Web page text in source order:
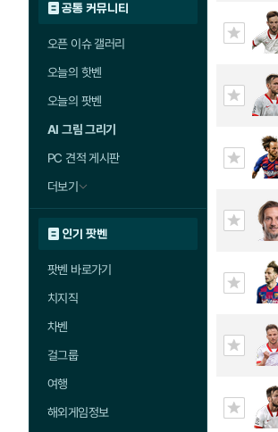
공통 커뮤니티
오픈 이슈 갤러리
오늘의 핫벤
오늘의 팟벤
AI 그림 그리기
PC 견적 게시판
더보기
인기 팟벤
팟벤 바로가기
치지직
차벤
걸그룹
여행
해외게임정보